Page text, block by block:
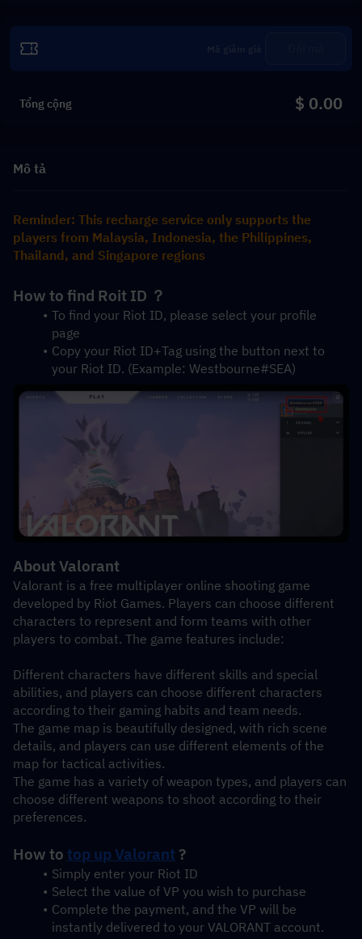
Tổng cộng $ 0.00
Mô tả
Reminder: This recharge service only supports the
players from Malaysia, Indonesia, the Philippines,
Thailand, and Singapore regions
How to find Roit ID ？
To find your Riot ID, please select your profile
page
Copy your Riot ID+Tag using the button next to
your Riot ID. (Example: Westbourne#SEA)
About Valorant
Valorant is a free multiplayer online shooting game
developed by Riot Games. Players can choose different
characters to represent and form teams with other
players to combat. The game features include:
Different characters have different skills and special
abilities, and players can choose different characters
according to their gaming habits and team needs.
The game map is beautifully designed, with rich scene
details, and players can use different elements of the
map for tactical activities.
The game has a variety of weapon types, and players can
choose different weapons to shoot according to their
preferences.
How to top up Valorant ?
Simply enter your Riot ID
Select the value of VP you wish to purchase
Complete the payment, and the VP will be
instantly delivered to your VALORANT account.